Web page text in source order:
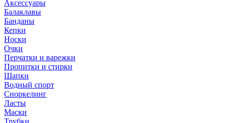
Аксессуары
Балаклавы
Банданы
Кепки
Носки
Очки
Перчатки и варежки
Пропитки и стирки
Шапки
Водный спорт
Сноркелинг
Ласты
Маски
Трубки